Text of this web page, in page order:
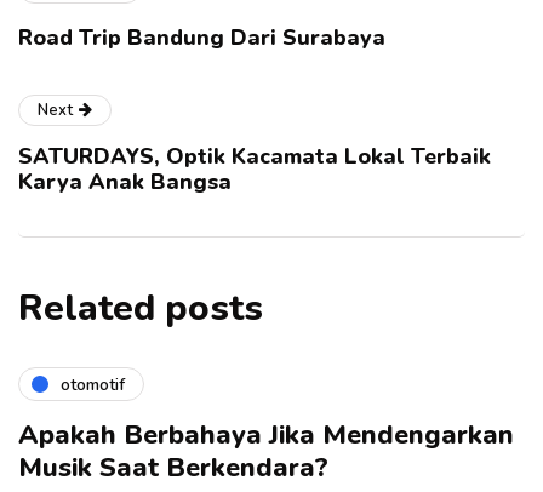
Road Trip Bandung Dari Surabaya
Next
SATURDAYS, Optik Kacamata Lokal Terbaik
Karya Anak Bangsa
Related posts
otomotif
Apakah Berbahaya Jika Mendengarkan
Musik Saat Berkendara?